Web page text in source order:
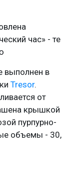
час» - те
выполнен в
Tresor.
от
крышкой
пурпурно-
объемы - 30,